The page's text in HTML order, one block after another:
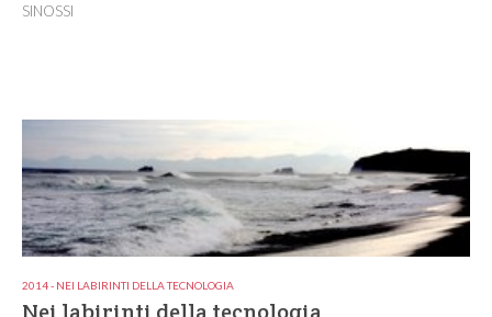
SINOSSI
2014 - NEI LABIRINTI DELLA TECNOLOGIA